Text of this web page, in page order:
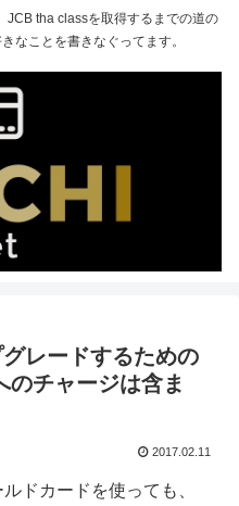
JCB tha classを取得するまでの道の
なことを書きなぐってます。
レードするための
チャージは含ま
2017.02.11
ドカードを使っても、